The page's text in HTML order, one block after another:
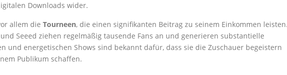
Downloads wider.
allem die Tourneen, die einen signifikanten Beitrag zu seinem Einkommen
Seeed ziehen regelmäßig tausende Fans an und generieren substantielle
und energetischen Shows sind bekannt dafür, dass sie die Zuschauer begeistern
Publikum schaffen.